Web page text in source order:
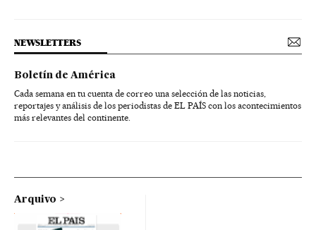
NEWSLETTERS
Boletín de América
Cada semana en tu cuenta de correo una selección de las noticias,
reportajes y análisis de los periodistas de EL PAÍS con los acontecimientos
más relevantes del continente.
Arquivo